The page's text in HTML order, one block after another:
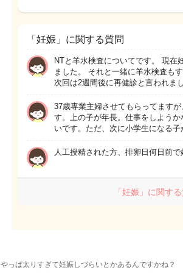
「妊娠」に関する質問
NTと羊水検査についてです。 現在
ました。 それと一緒に羊水検査も
次回は2週間後に再健診と言われま
37歳専業主婦させてもらってます
す。上の子が年長。仕事をしよう
いです。ただ、次に小学生になる
人工授精された方、排卵日何日前
「妊娠」に関す
やっぱ太りすぎて妊娠しづらいとかあるんですかね？